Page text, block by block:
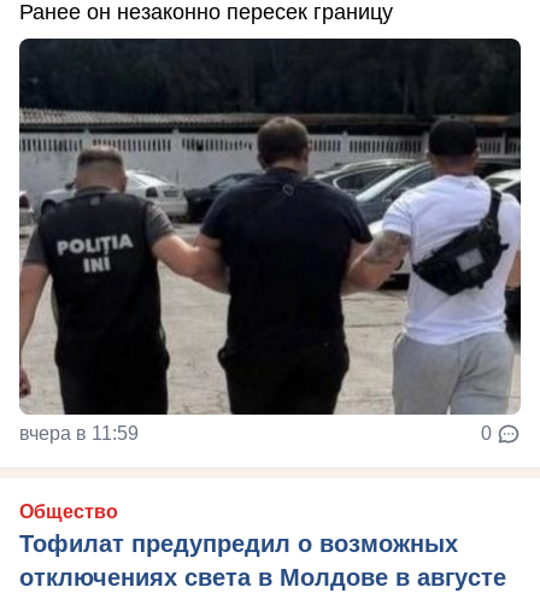
Ранее он незаконно пересек границу
вчера в 11:59 0
Общество
Тофилат предупредил о возможных
отключениях света в Молдове в августе